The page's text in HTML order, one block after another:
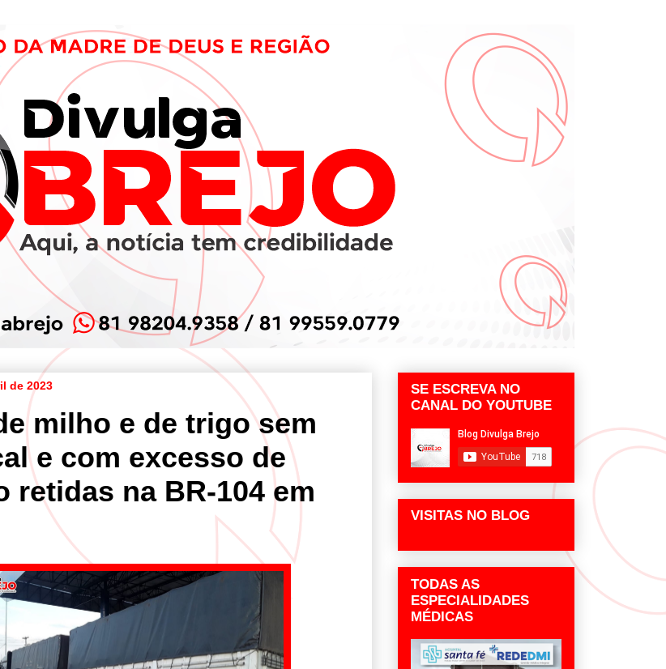
de 2023
milho e de trigo sem
e com excesso de
retidas na BR-104 em
SE ESCREVA NO
CANAL DO YOUTUBE
VISITAS NO BLOG
TODAS AS
ESPECIALIDADES
MÉDICAS